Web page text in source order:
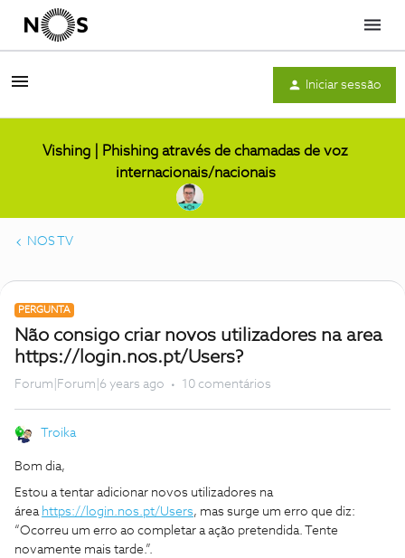
Menu
Iniciar sessão
Vishing | Phishing através de chamadas de voz
internacionais/nacionais
NOS TV
PERGUNTA
Não consigo criar novos utilizadores na area
https://login.nos.pt/Users?
Forum|Forum|6 years ago 10 comentários
Troika
Bom dia,
Estou a tentar adicionar novos utilizadores na
área https://login.nos.pt/Users, mas surge um erro que diz:
“Ocorreu um erro ao completar a ação pretendida. Tente
novamente mais tarde.”.